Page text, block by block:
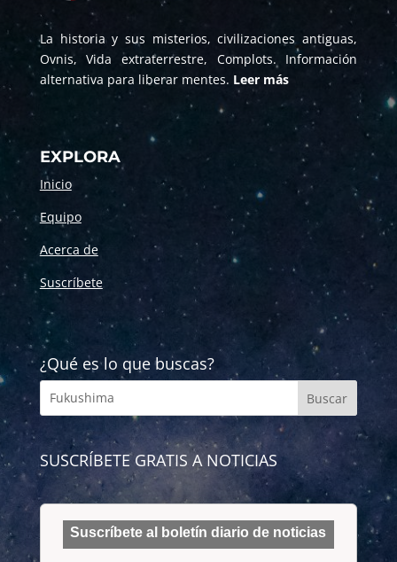
La historia y sus misterios, civilizaciones antiguas,
Ovnis, Vida extraterrestre, Complots. Información
alternativa para liberar mentes. Leer más
EXPLORA
Inicio
Equipo
Acerca de
Suscríbete
¿Qué es lo que buscas?
SUSCRÍBETE GRATIS A NOTICIAS
Suscríbete al boletín diario de noticias